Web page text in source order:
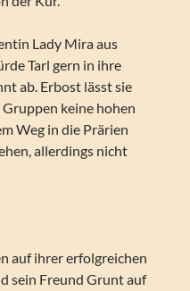
Lady Mira aus
Tarl gern in ihre
ab. Erbost lässt sie
keine hohen
Weg in die Prärien
allerdings nicht
auf ihrer erfolgreichen
sein Freund Grunt auf